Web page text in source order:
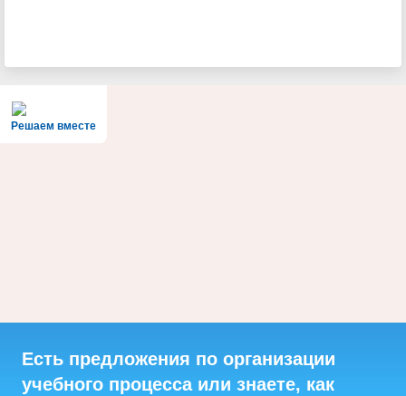
Решаем вместе
Есть предложения по организации
учебного процесса или знаете, как